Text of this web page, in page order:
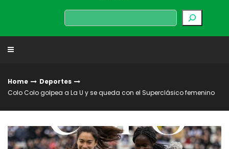
Buscar
Home
Deportes
Colo Colo golpea a La U y se queda con el Superclásico femenino